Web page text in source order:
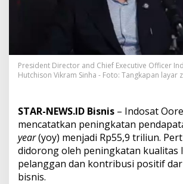
t
a
n
d
o
s
a
t
M
President Director and Chief Executive Officer
Hutchison Vikram Sinha - Foto: Tangkapan layar
STAR-NEWS.ID Bisnis – Indosat
mencatatkan peningkatan
year(yoy) menjadi Rp55,9 triliun.
didorong oleh peningkatan kualitas
pelanggan dan kontribusi positif
bisnis.